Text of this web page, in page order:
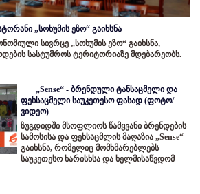
„სოხუმის ეზო“ გაიხსნა
სივრცე „სოხუმის ეზო“ გაიხსნა,
სასტუმროს ტერიტორიაზე მდებარეობს.
„Sense“ - ბრენდული ტანსაცმელი და
ფეხსაცმელი საუკეთესო ფასად (ფოტო/
ვიდეო)
ზუგდიდში მსოფლიოს წამყვანი ბრენდების
სამოსისა და ფეხსაცმლის მაღაზია „Sense“
გაიხსნა, რომელიც მომხმარებლებს
საუკეთესო ხარისხსა და ხელმისაწვდომ